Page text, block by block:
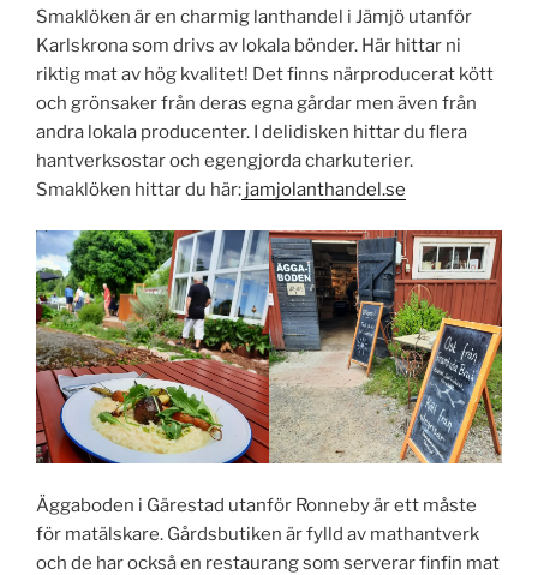
Smaklöken är en charmig lanthandel i Jämjö utanför
Karlskrona som drivs av lokala bönder. Här hittar ni
riktig mat av hög kvalitet! Det finns närproducerat kött
och grönsaker från deras egna gårdar men även från
andra lokala producenter. I delidisken hittar du flera
hantverksostar och egengjorda charkuterier.
Smaklöken hittar du här: jamjolanthandel.se
Äggaboden i Gärestad utanför Ronneby är ett måste
för matälskare. Gårdsbutiken är fylld av mathantverk
och de har också en restaurang som serverar finfin mat